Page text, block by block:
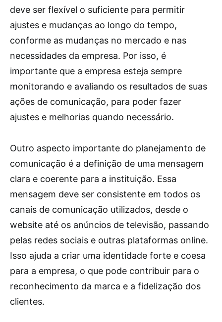
deve ser flexível o suficiente para permitir
ajustes e mudanças ao longo do tempo,
conforme as mudanças no mercado e nas
necessidades da empresa. Por isso, é
importante que a empresa esteja sempre
monitorando e avaliando os resultados de suas
ações de comunicação, para poder fazer
ajustes e melhorias quando necessário.
Outro aspecto importante do planejamento de
comunicação é a definição de uma mensagem
clara e coerente para a instituição. Essa
mensagem deve ser consistente em todos os
canais de comunicação utilizados, desde o
website até os anúncios de televisão, passando
pelas redes sociais e outras plataformas online.
Isso ajuda a criar uma identidade forte e coesa
para a empresa, o que pode contribuir para o
reconhecimento da marca e a fidelização dos
clientes.